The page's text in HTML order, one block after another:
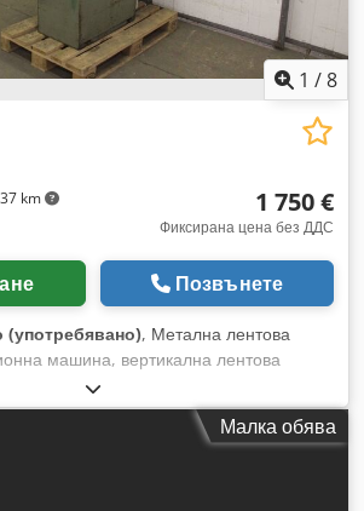
1 /8
km 1 750 €
Фиксирана цена без ДДС
Позвънете
(употребявано), Метална лентова
машина, вертикална лентова
прохода: 380 мм Dcjdpsfiqrcofx Akkek -
230 мм - Маса: накланяща се -
мин.: 45 об/мин, макс.: 800 об/мин -
мм - Тегло: 522 кг
Малка обява